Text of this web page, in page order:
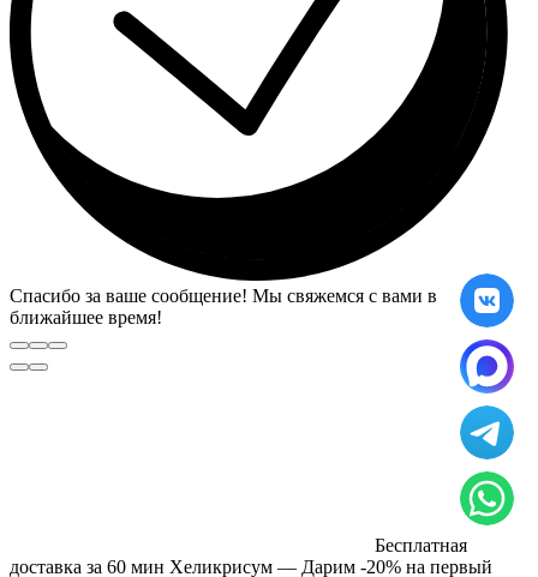
Спасибо за ваше сообщение! Мы свяжемся с вами в
ближайшее время!
Бесплатная
доставка за 60 мин Хеликрисум — Дарим -20% на первый